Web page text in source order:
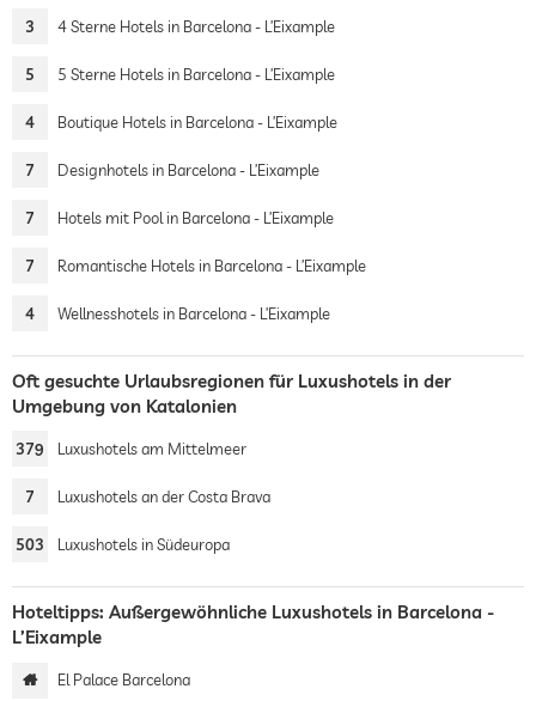
3 4 Sterne Hotels in Barcelona - L’Eixample
5 5 Sterne Hotels in Barcelona - L’Eixample
4 Boutique Hotels in Barcelona - L’Eixample
7 Designhotels in Barcelona - L’Eixample
7 Hotels mit Pool in Barcelona - L’Eixample
7 Romantische Hotels in Barcelona - L’Eixample
4 Wellnesshotels in Barcelona - L’Eixample
Oft gesuchte Urlaubsregionen für Luxushotels in der
Umgebung von Katalonien
379 Luxushotels am Mittelmeer
7 Luxushotels an der Costa Brava
503 Luxushotels in Südeuropa
Hoteltipps: Außergewöhnliche Luxushotels in Barcelona -
L’Eixample
El Palace Barcelona